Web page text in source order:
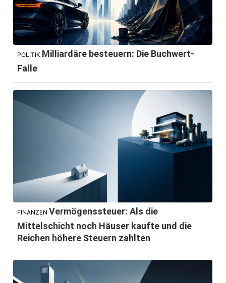
POLITIK Milliardäre besteuern: Die Buchwert-
Falle
FINANZEN Vermögenssteuer: Als die
Mittelschicht noch Häuser kaufte und die
Reichen höhere Steuern zahlten